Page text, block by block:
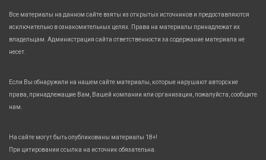
Все материалы на данном сайте взяты из открытых источников и предоставляются
исключительно в ознакомительных целях. Права на материалы принадлежат их
владельцам. Администрация сайта ответственности за содержание материала не
несет.
Если Вы обнаружили на нашем сайте материалы, которые нарушают авторские
права, принадлежащие Вам, Вашей компании или организации, пожалуйста, сообщите
нам.
На сайте могут быть опубликованы материалы 18+!
При цитировании ссылка на источник обязательна.